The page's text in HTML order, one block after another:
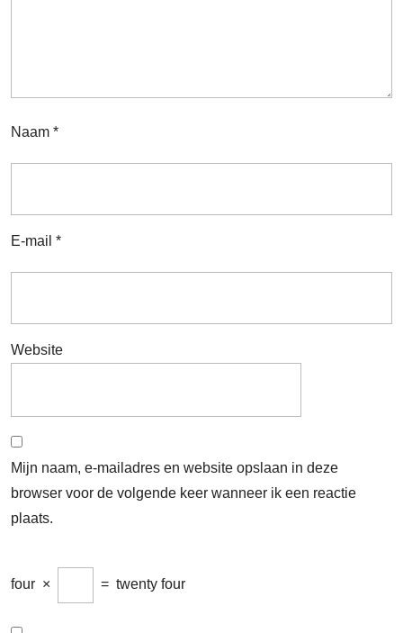
Naam *
E-mail *
Website
Mijn naam, e-mailadres en website opslaan in deze
browser voor de volgende keer wanneer ik een reactie
plaats.
four × = twenty four